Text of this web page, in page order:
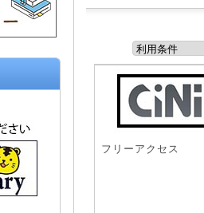
フリーアクセス